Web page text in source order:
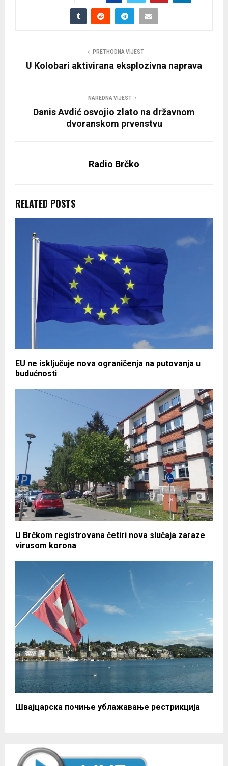
PRETHODNA VIJEST
U Kolobari aktivirana eksplozivna naprava
NAREDNA VIJEST
Danis Avdić osvojio zlato na državnom
dvoranskom prvenstvu
Radio Brčko
RELATED POSTS
EU ne isključuje nova ograničenja na putovanja u
budućnosti
U Brčkom registrovana četiri nova slučaja zaraze
virusom korona
Швајцарска почиње ублажавање рестрикција